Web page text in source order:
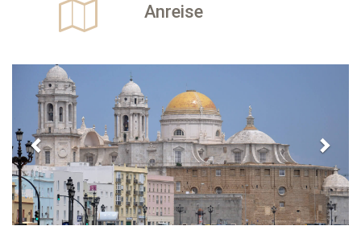
Anreise
Previous Next